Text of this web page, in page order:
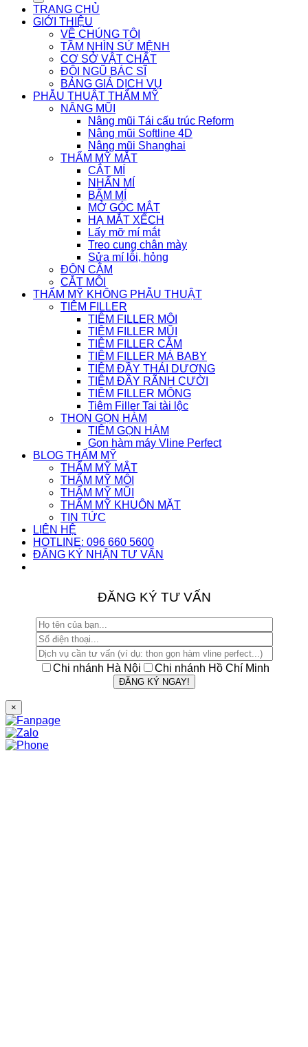
TRANG CHỦ
GIỚI THIỆU
VỀ CHÚNG TÔI
TẦM NHÌN SỨ MỆNH
CƠ SỞ VẬT CHẤT
ĐỘI NGŨ BÁC SĨ
BẢNG GIÁ DỊCH VỤ
PHẪU THUẬT THẨM MỸ
NÂNG MŨI
Nâng mũi Tái cấu trúc Reform
Nâng mũi Softline 4D
Nâng mũi Shanghai
THẨM MỸ MẮT
CẮT MÍ
NHẤN MÍ
BẤM MÍ
MỞ GÓC MẮT
HẠ MẮT XẾCH
Lấy mỡ mí mắt
Treo cung chân mày
Sửa mí lỗi, hỏng
ĐỘN CẰM
CẮT MÔI
THẨM MỸ KHÔNG PHẪU THUẬT
TIÊM FILLER
TIÊM FILLER MÔI
TIÊM FILLER MŨI
TIÊM FILLER CẰM
TIÊM FILLER MÁ BABY
TIÊM ĐẦY THÁI DƯƠNG
TIÊM ĐẦY RÃNH CƯỜI
TIÊM FILLER MÔNG
Tiêm Filler Tai tài lộc
THON GỌN HÀM
TIÊM GỌN HÀM
Gọn hàm máy Vline Perfect
BLOG THẨM MỸ
THẨM MỸ MẮT
THẨM MỸ MÔI
THẨM MỸ MŨI
THẨM MỸ KHUÔN MẶT
TIN TỨC
LIÊN HỆ
HOTLINE: 096 660 5600
ĐĂNG KÝ NHẬN TƯ VẤN
ĐĂNG KÝ TƯ VẤN
Chi nhánh Hà Nội Chi nhánh Hồ Chí Minh
×